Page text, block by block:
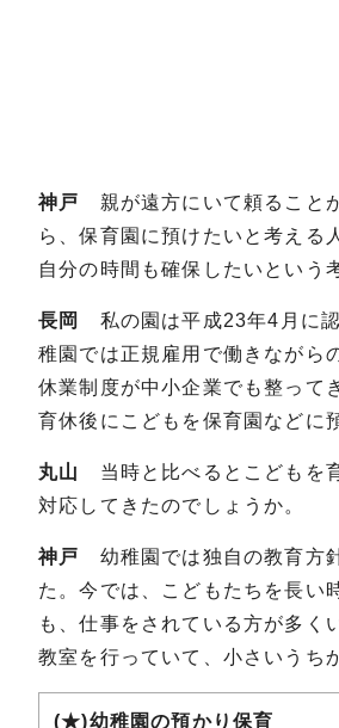
神戸 親が遠方にいて頼ること
ら、保育園に預けたいと考える
自分の時間も確保したいという
長岡
私の園は平成23年4月に
稚園では正規雇用で働きながら
休業制度が中小企業でも整って
育休後にこどもを保育園などに
丸山
当時と比べるとこどもを
対応してきたのでしょうか。
神戸 幼稚園では独自の教育方
た。今では、こどもたちを長い
も、仕事をされている方が多く
教室を行っていて、小さいうち
(★)幼稚園の預かり保育